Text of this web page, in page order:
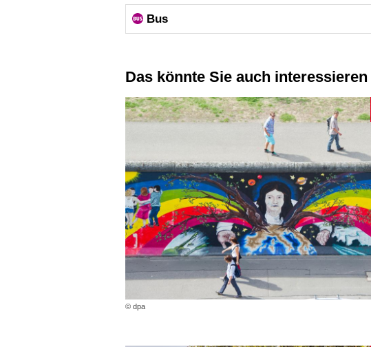
Bus
Das könnte Sie auch interessieren
© dpa